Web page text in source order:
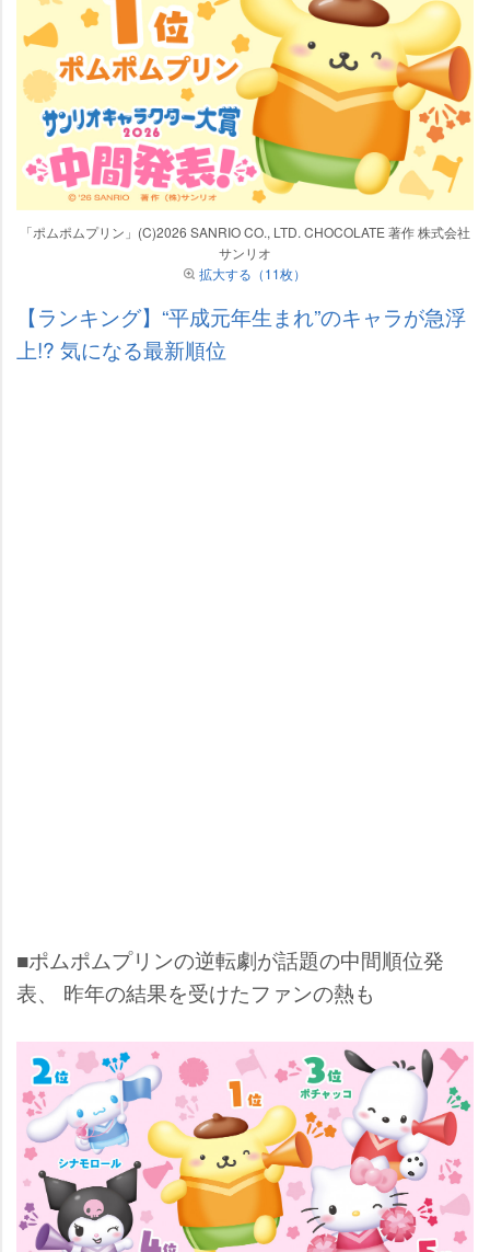
「ポムポムプリン」(C)2026 SANRIO CO., LTD. CHOCOLATE 著作 株式会社
サンリオ
拡大する（11枚）
【ランキング】“平成元年生まれ”のキャラが急浮
上!? 気になる最新順位
■ポムポムプリンの逆転劇が話題の中間順位発
表、 昨年の結果を受けたファンの熱も